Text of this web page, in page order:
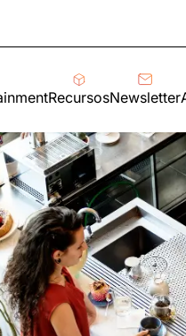
RecursosNewsletter